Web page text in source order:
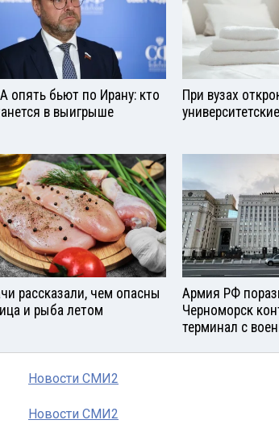
опять бьют по Ирану: кто
в выигрыше
При вузах
рассказали, чем опасны
и рыба летом
Армия РФ
Черноморск
терминал с
Новости СМИ2
Новости СМИ2